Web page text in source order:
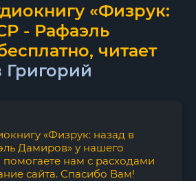
«Физрук:
- Рафаэль
читает
«Физрук: назад в
Дамиров» у нашего
нам с расходами
сайта. Спасибо Вам!